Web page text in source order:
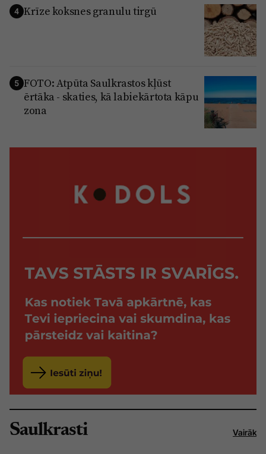
4 Krīze koksnes granulu tirgū
5 FOTO: Atpūta Saulkrastos kļūst
ērtāka - skaties, kā labiekārtota kāpu
zona
Saulkrasti Vairāk